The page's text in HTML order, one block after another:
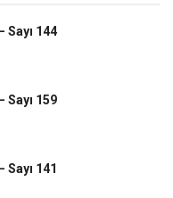
Sayı 144
Sayı 159
Sayı 141